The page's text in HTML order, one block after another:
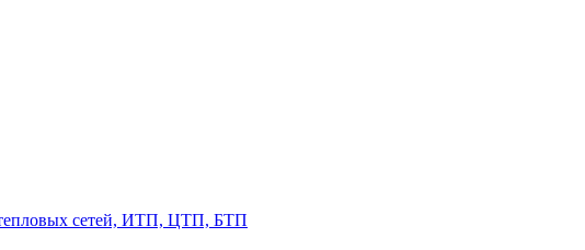
тепловых сетей, ИТП, ЦТП, БТП